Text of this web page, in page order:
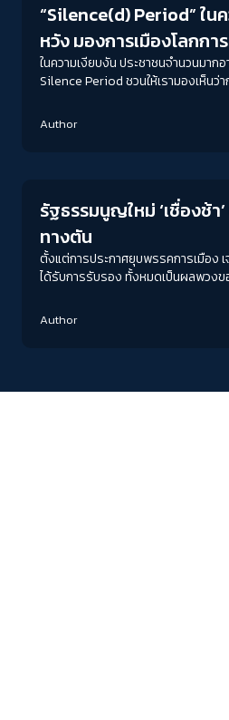
“Silence(d) Period” ใน
หวัง มองการเมืองโลกกา
‘กนกรัตน์ เลิศชูสกุล’
ในความเงียบงัน ประชาชนจำนวนมา
Silence Period ชวนให้เรามองเห็นว่
เป็นรากฐานสำหรับการเคลื่อนไหวในอน
Author
รัฐธรรมนูญใหม่ ‘เชื่องช้า
ทางตัน
ตั้งแต่การประกาศยุบพรรคการเมือง
ได้รับการรับรอง ทั้งหมดเป็นผลพวงข
การแข่งขันทางการเมือง อาวุธที่รัฐ
Author
ปกติ